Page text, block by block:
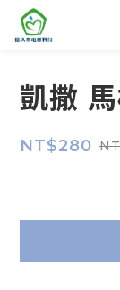
凱撒
NT$280